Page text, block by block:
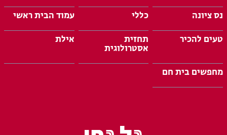
נס ציונה
כללי
עמוד הבית ראשי
טעים להכיר
תחזית
אסטרולוגית
אילת
מחפשים בית חם